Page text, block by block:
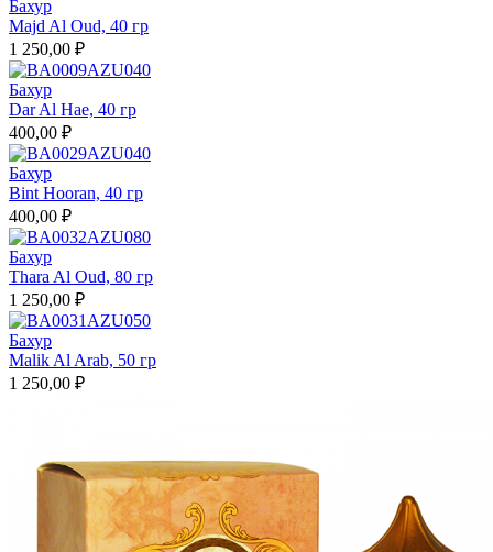
Бахур
Majd Al Oud, 40 гр
1 250,00 ₽
Бахур
Dar Al Hae, 40 гр
400,00 ₽
Бахур
Bint Hooran, 40 гр
400,00 ₽
Бахур
Thara Al Oud, 80 гр
1 250,00 ₽
Бахур
Malik Al Arab, 50 гр
1 250,00 ₽